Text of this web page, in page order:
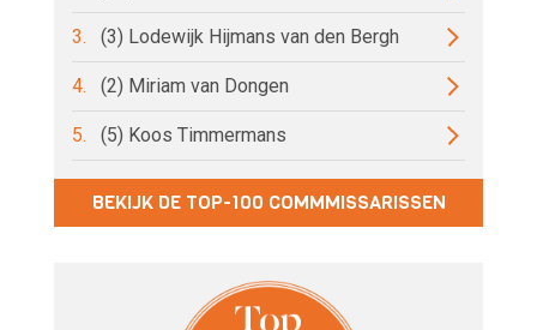
3. (3) Lodewijk Hijmans van den Bergh
4. (2) Miriam van Dongen
5. (5) Koos Timmermans
BEKIJK DE TOP-100 COMMMISSARISSEN